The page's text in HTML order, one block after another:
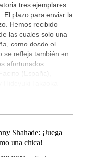
tres ejemplares
El plazo para enviar la
Hemos recibido
las cuales solo una
como desde el
se refleja también en
afortunados
(España),
Shahade: ¡Juega
una chica!